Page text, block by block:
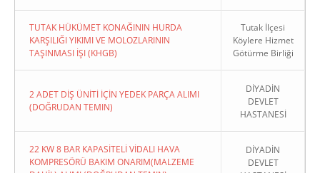
TUTAK HÜKÜMET KONAĞININ HURDA
KARŞILIĞI YIKIMI VE MOLOZLARININ
TAŞINMASI İŞI (KHGB)
Tutak İlçesi
Köylere Hizmet
Götürme Birliği
2 ADET DİŞ ÜNİTİ İÇİN YEDEK PARÇA ALIMI
(DOĞRUDAN TEMIN)
DİYADİN
DEVLET
HASTANESİ
22 KW 8 BAR KAPASİTELİ VİDALI HAVA
KOMPRESÖRÜ BAKIM ONARIM(MALZEME
DİYADİN
DEVLET